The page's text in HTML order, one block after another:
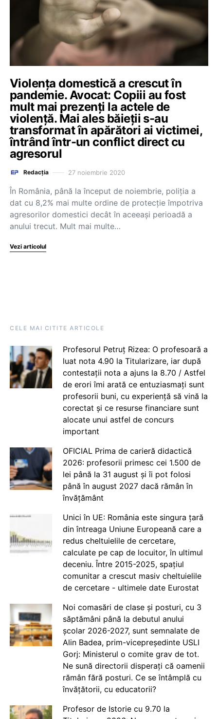
Violența domestică a crescut în
pandemie. Avocat: Copiii au fost
mult mai prezenți la actele de
violență. Mai ales băieții s-au
transformat în apărători ai victimei,
întrând într-un conflict direct cu
agresorul
Redacția 27 noiembrie 2020
În România, până la început de noiembrie, poliția a
dat cu 8,2% mai multe ordine de protecție împotriva
agresorilor domestici decât în aceeași perioadă a
anului trecut. Mult mai multe…
Vezi articolul
CELE MAI CITITE ARTICOLE
Profesorul Petruț Rizea: O profesoară a
luat nota 4.90 la Titularizare, iar după
contestații nota a ajuns la 8.70 / Astfel
de erori îmi arată ce entuziasmați sunt
profesorii buni, cu experiență să vină la
corectat și ce resurse financiare sunt
alocate unui astfel de concurs
important
OFICIAL Prima de carieră didactică
2026: profesorii primesc cei 1.500 de
lei până la 31 august și îi pot folosi
până în august 2027 dacă rămân în
învățământ
Unici în UE: România este singura țară
din întreaga Uniune Europeană care a
redus cheltuielile de cercetare,
calculate pe cap de locuitor, în ultimul
deceniu. Între 2015-2025, spațiul
comunitar a crescut masiv cheltuielile
de cercetare - ultimele date Eurostat
Noi comasări de clase și posturi, cu 3
săptămâni până la debutul anului
școlar 2026-2027, sunt semnalate de
Alin Badea, prim-vicepreședinte USLI
Gorj: Ministerul o comite grav de tot.
Ne sună directorii disperați că oamenii
rămân fără posturi. Ce se întâmplă cu
învățătorii, cu educatorii?
Profesor de Istorie cu 9.70 la